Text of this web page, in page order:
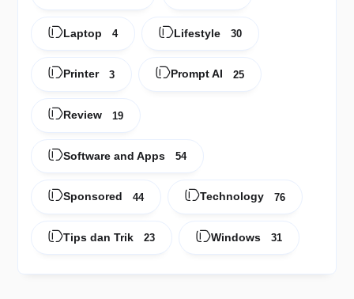
Laptop 4 Lifestyle 30
Printer 3 Prompt AI 25
Review 19
Software and Apps 54
Sponsored 44 Technology 76
Tips dan Trik 23 Windows 31